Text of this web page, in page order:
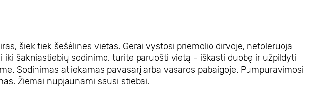
šiek tiek šešėlines vietas. Gerai vystosi priemolio dirvoje, netoleruoja
iki šakniastiebių sodinimo, turite paruošti vietą - iškasti duobę ir užpildyti
Sodinimas atliekamas pavasarį arba vasaros pabaigoje. Pumpuravimosi
Žiemai nupjaunami sausi stiebai.